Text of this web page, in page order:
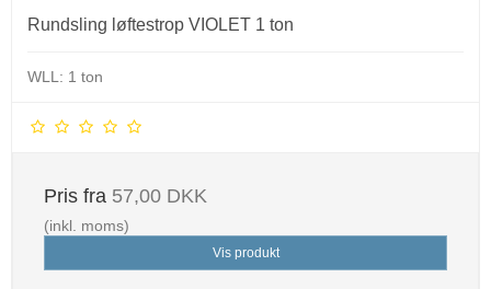
Rundsling løftestrop VIOLET 1 ton
WLL: 1 ton
Pris fra 57,00 DKK
(inkl. moms)
Vis produkt